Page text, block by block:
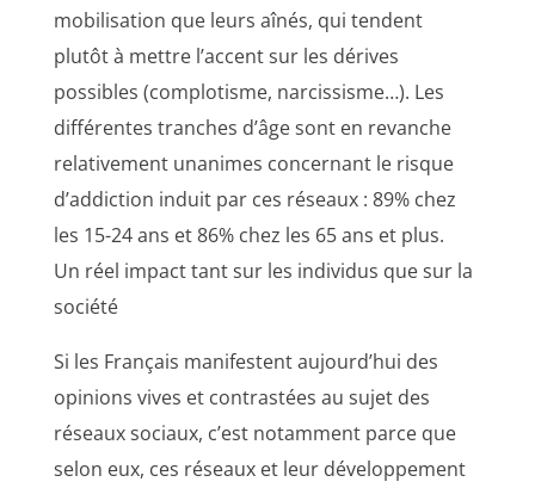
mobilisation que leurs aînés, qui tendent
plutôt à mettre l’accent sur les dérives
possibles (complotisme, narcissisme…). Les
différentes tranches d’âge sont en revanche
relativement unanimes concernant le risque
d’addiction induit par ces réseaux : 89% chez
les 15-24 ans et 86% chez les 65 ans et plus.
Un réel impact tant sur les individus que sur la
société
Si les Français manifestent aujourd’hui des
opinions vives et contrastées au sujet des
réseaux sociaux, c’est notamment parce que
selon eux, ces réseaux et leur développement